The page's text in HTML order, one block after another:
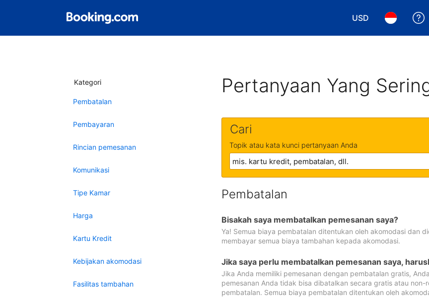
USD
Pilih mata uang
Pilih
Kategori
Pembatalan
Pembayaran
Rincian pemesanan
Komunikasi
Tipe Kamar
Harga
Kartu Kredit
Kebijakan akomodasi
Fasilitas tambahan
Pertanyaan Yang
Cari
Topik atau kata kunci pertanyaan Anda
Pembatalan
Bisakah saya membatalkan pemesanan saya?
Ya! Semua biaya pembatalan ditentukan oleh akomodasi dan
membayar semua biaya tambahan kepada akomodasi.
Jika saya perlu membatalkan pemesanan saya,
Jika Anda memiliki pemesanan dengan pembatalan gratis,
pemesanan Anda tidak bisa dibatalkan secara gratis atau
pembatalan. Semua biaya pembatalan ditentukan oleh